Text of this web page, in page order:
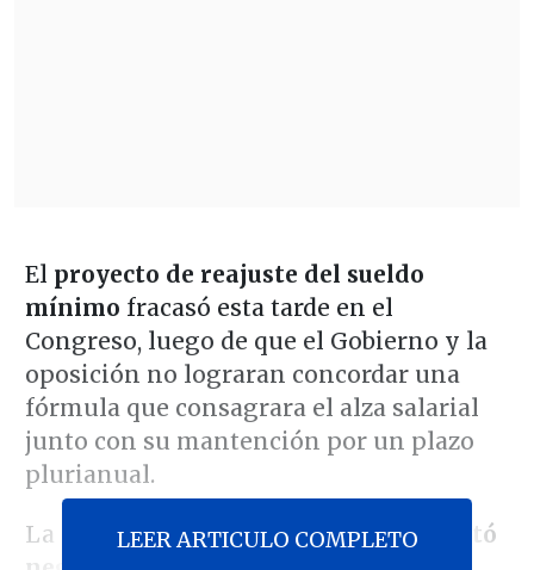
El proyecto de reajuste del sueldo
mínimo fracasó esta tarde en el
Congreso, luego de que el Gobierno y la
oposición no lograran concordar una
fórmula que consagrara el alza salarial
junto con su mantención por un plazo
plurianual.
La
Sala de la Cámara de Diputados votó
LEER ARTICULO COMPLETO